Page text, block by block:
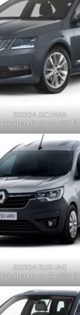
SKODA OCTAVIA
Prix à partir de 95 980 DT
SKODA KUSHAQ
Prix à partir de 74 980 DT